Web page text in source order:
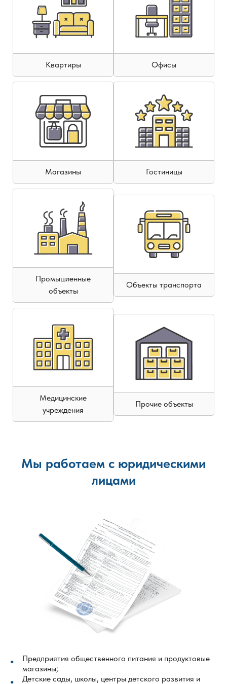
Квартиры Офисы
Магазины Гостиницы
Промышленные
объекты
Объекты транспорта
Медицинские
учреждения
Прочие объекты
Мы работаем с юридическими
лицами
Предприятия общественного питания и продуктовые
магазины;
Детские сады, школы, центры детского развития и